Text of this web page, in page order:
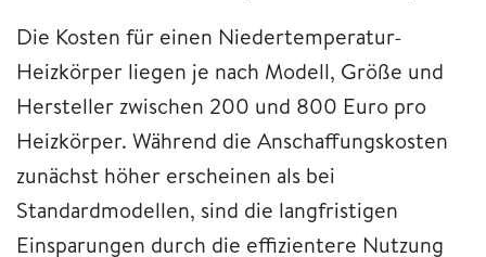
Die Kosten für einen Niedertemperatur-
Heizkörper liegen je nach Modell, Größe und
Hersteller zwischen 200 und 800 Euro pro
Heizkörper. Während die Anschaffungskosten
zunächst höher erscheinen als bei
Standardmodellen, sind die langfristigen
Einsparungen durch die effizientere Nutzung